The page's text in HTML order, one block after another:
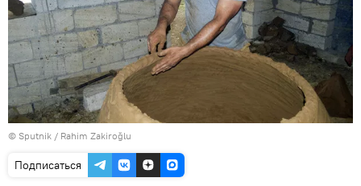
© Sputnik / Rahim Zakiroğlu
Подписаться